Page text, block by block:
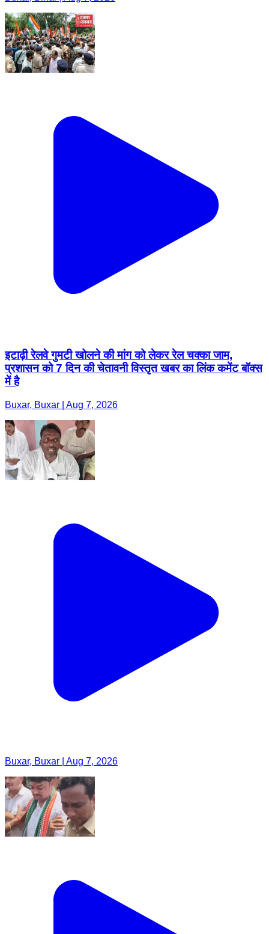
इटाढ़ी रेलवे गुमटी खोलने की मांग को लेकर रेल चक्का जाम,
प्रशासन को 7 दिन की चेतावनी विस्तृत खबर का लिंक कमेंट बॉक्स
में है
Buxar, Buxar | Aug 7, 2026
Buxar, Buxar | Aug 7, 2026